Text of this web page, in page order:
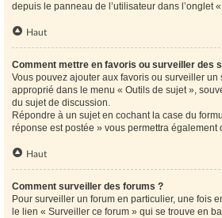
depuis le panneau de l’utilisateur dans l’onglet
Haut
Comment mettre en favoris ou surveiller des
Vous pouvez ajouter aux favoris ou surveiller
approprié dans le menu « Outils de sujet »,
du sujet de discussion.
Répondre à un sujet en cochant la case du
réponse est postée » vous permettra également
Haut
Comment surveiller des forums ?
Pour surveiller un forum en particulier, une fois
le lien « Surveiller ce forum » qui se trouve en